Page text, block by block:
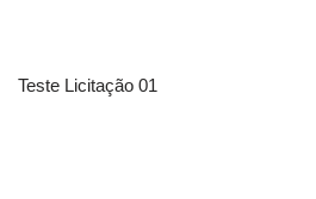
Teste Licitação 01